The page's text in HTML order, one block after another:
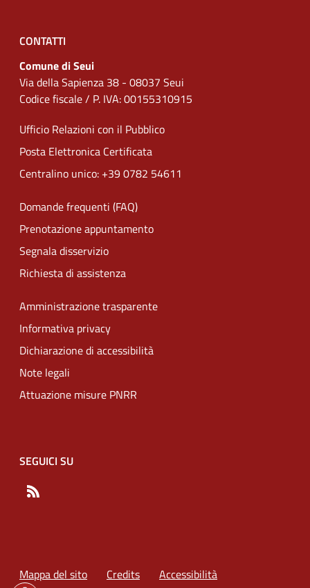
CONTATTI
Comune di Seui
Via della Sapienza 38 - 08037 Seui
Codice fiscale / P. IVA: 00155310915
Ufficio Relazioni con il Pubblico
Posta Elettronica Certificata
Centralino unico: +39 0782 54611
Domande frequenti (FAQ)
Prenotazione appuntamento
Segnala disservizio
Richiesta di assistenza
Amministrazione trasparente
Informativa privacy
Dichiarazione di accessibilità
Note legali
Attuazione misure PNRR
SEGUICI SU
Mappa del sito Credits Accessibilità